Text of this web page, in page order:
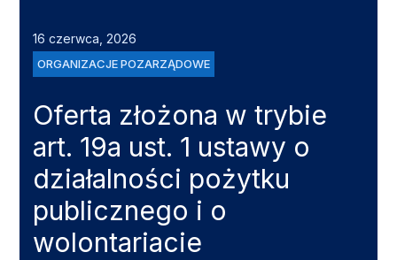
16 czerwca, 2026
ORGANIZACJE POZARZĄDOWE
Oferta złożona w trybie
art. 19a ust. 1 ustawy o
działalności pożytku
publicznego i o
wolontariacie